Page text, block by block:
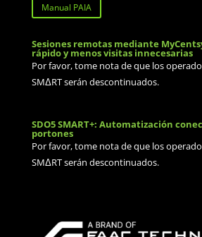
Manual PAIA
Sesiones remotas mediante
rápido y menos visitas innecesarias
Por favor, tome nota de que los
SMΔRT serán descontinuados.
SDO5 SMART+: Automatización
portones
Por favor, tome nota de que los
SMΔRT serán descontinuados.